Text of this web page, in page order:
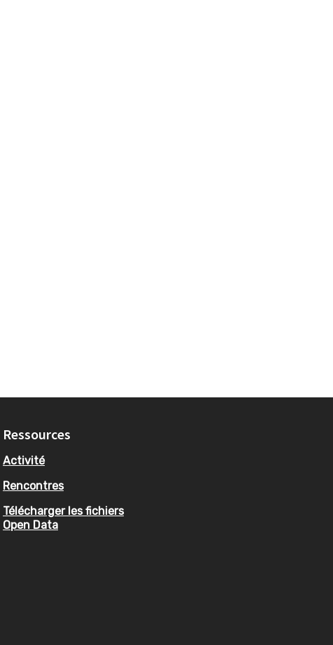
Ressources
Activité
Rencontres
Télécharger les fichiers
Open Data